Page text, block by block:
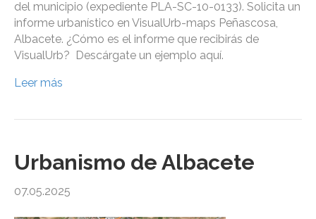
del municipio (expediente PLA-SC-10-0133). Solicita un
informe urbanístico en VisualUrb-maps Peñascosa,
Albacete. ¿Cómo es el informe que recibirás de
VisualUrb? Descárgate un ejemplo aquí.
Leer más
Urbanismo de Albacete
07.05.2025